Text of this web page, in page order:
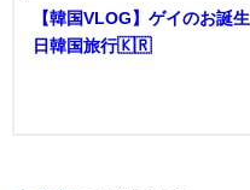
【韓国VLOG】ゲイのお誕生
日韓国旅行🇰🇷